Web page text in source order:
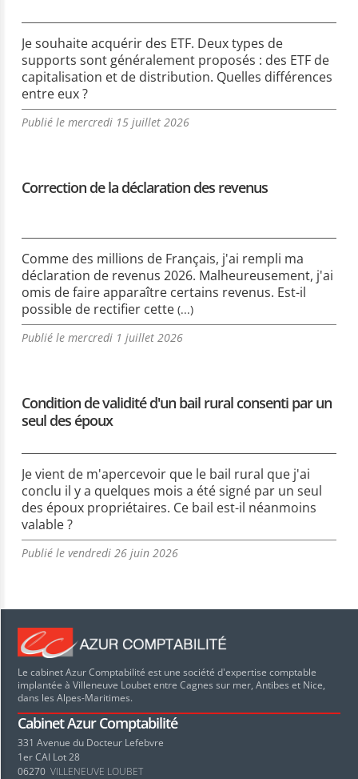
Je souhaite acquérir des ETF. Deux types de
supports sont généralement proposés : des ETF de
capitalisation et de distribution. Quelles différences
entre eux ?
Publié le mercredi 15 juillet 2026
Correction de la déclaration des revenus
Comme des millions de Français, j'ai rempli ma
déclaration de revenus 2026. Malheureusement, j'ai
omis de faire apparaître certains revenus. Est-il
possible de rectifier cette (...)
Publié le mercredi 1 juillet 2026
Condition de validité d'un bail rural consenti par un
seul des époux
Je vient de m'apercevoir que le bail rural que j'ai
conclu il y a quelques mois a été signé par un seul
des époux propriétaires. Ce bail est-il néanmoins
valable ?
Publié le vendredi 26 juin 2026
Le cabinet Azur Comptabilité est une société d'expertise comptable
implantée à Villeneuve Loubet entre Cagnes sur mer, Antibes et Nice,
dans les Alpes-Maritimes.
Cabinet Azur Comptabilité
331 Avenue du Docteur Lefebvre
1er CAI Lot 28
06270 VILLENEUVE LOUBET